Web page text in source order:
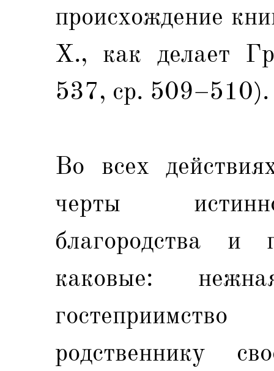
происхождение
X., как делает
537, ср. 509–510).
Во всех
черты
благородства и
каковые:
родственнику